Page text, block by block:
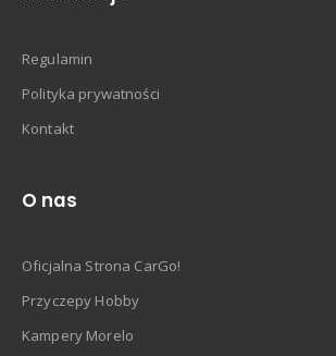
Regulamin
Polityka prywatności
Kontakt
O nas
Oficjalna Strona CarGo!
Przyczepy Hobby
Kampery Morelo